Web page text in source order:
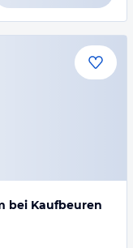
bei Kaufbeuren